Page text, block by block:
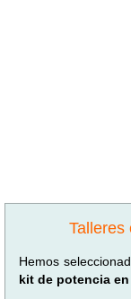
Talleres
Hemos
kit de potencia